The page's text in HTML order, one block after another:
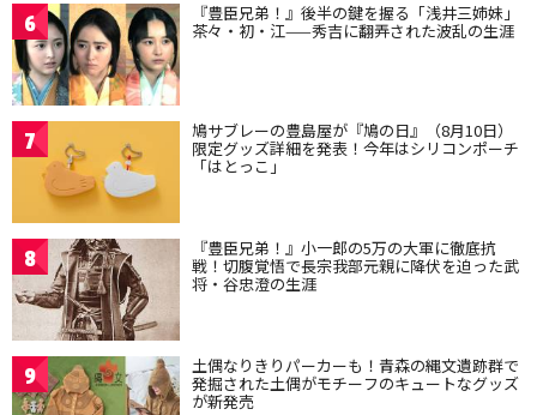
6 『豊臣兄弟！』後半の鍵を握る「浅井三姉妹」
茶々・初・江——秀吉に翻弄された波乱の生涯
7 鳩サブレーの豊島屋が『鳩の日』（8月10日）
限定グッズ詳細を発表！今年はシリコンポーチ
「はとっこ」
8 『豊臣兄弟！』小一郎の5万の大軍に徹底抗
戦！切腹覚悟で長宗我部元親に降伏を迫った武
将・谷忠澄の生涯
9 土偶なりきりパーカーも！青森の縄文遺跡群で
発掘された土偶がモチーフのキュートなグッズ
が新発売